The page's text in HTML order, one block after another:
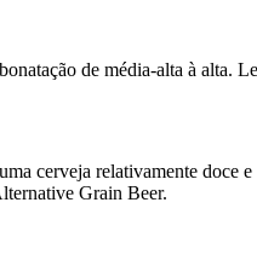
de média-alta à alta.
cerveja relativamente
Grain Beer.